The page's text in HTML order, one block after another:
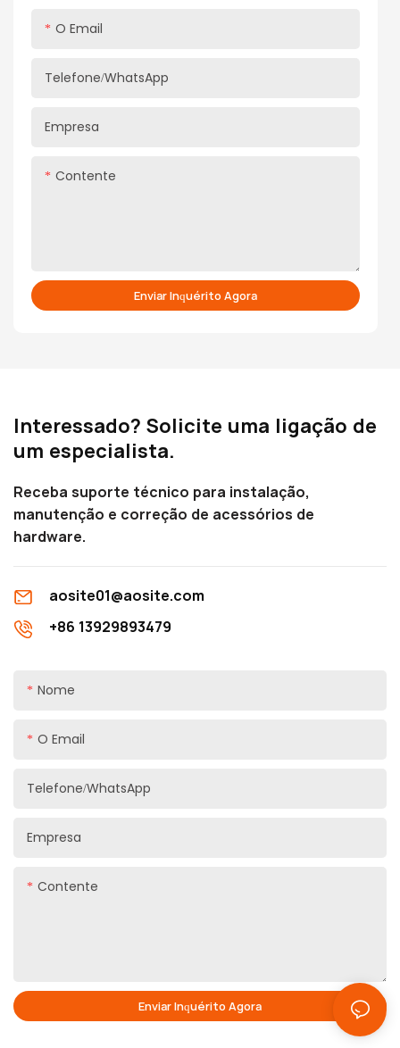
O Email
Telefone/WhatsApp
Empresa
Contente
Enviar Inquérito Agora
Interessado? Solicite uma ligação de
um especialista.
Receba suporte técnico para instalação,
manutenção e correção de acessórios de
hardware.
aosite01@aosite.com
+86 13929893479
Nome
O Email
Telefone/WhatsApp
Empresa
Contente
Enviar Inquérito Agora